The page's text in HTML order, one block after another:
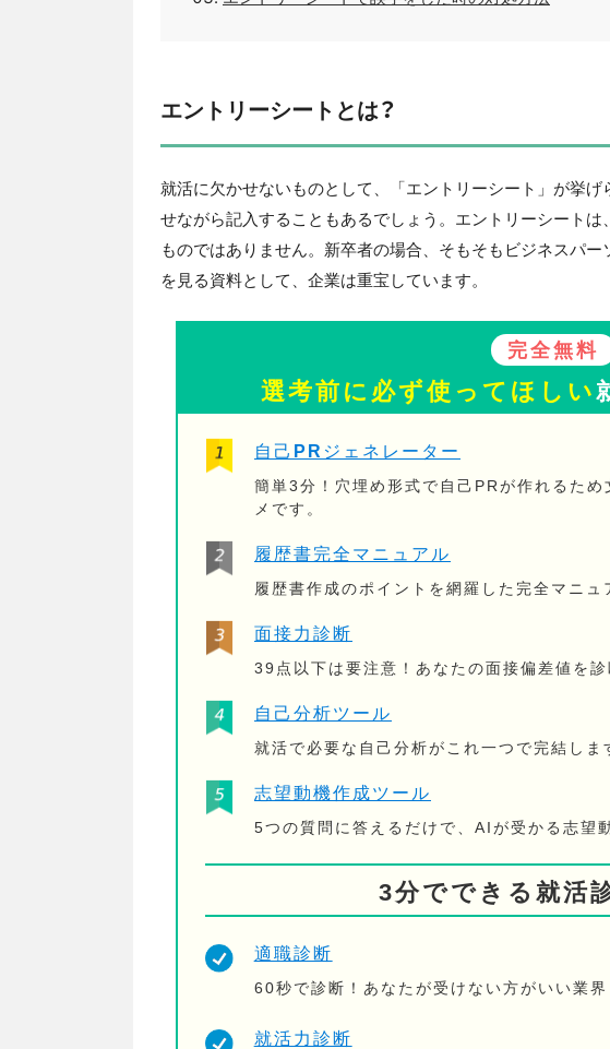
エントリーシートとは？
就活に欠かせないものとして、「エントリーシート」が挙
せながら記入することもあるでしょう。エントリーシート
ものではありません。新卒者の場合、そもそもビジネスパー
を見る資料として、企業は重宝しています。
完全無料
選考前に必ず使ってほしい
自己PRジェネレーター
簡単3分！穴埋め形式で自己PRが作れるた
メです。
履歴書完全マニュアル
履歴書作成のポイントを網羅した完全マニュ
面接力診断
39点以下は要注意！あなたの面接偏差値を診
自己分析ツール
就活で必要な自己分析がこれ一つで完結しま
志望動機作成ツール
5つの質問に答えるだけで、AIが受かる志望
3分でできる就活
適職診断
60秒で診断！あなたが受けない方がいい業
就活力診断